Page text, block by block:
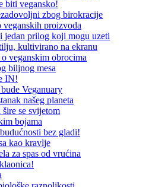
biti vegansko!
zbog birokracije
veganskih proizvoda
jedan prilog koji mogu uzeti
kultivirano na ekranu
veganskim obrocima
biljnog mesa
IN!
Veganuary
našeg planeta
se svijetom
bojama
bez gladi!
kao kravlje
za spas od vrućina